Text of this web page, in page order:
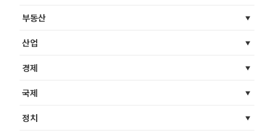
부동산
산업
경제
국제
정치